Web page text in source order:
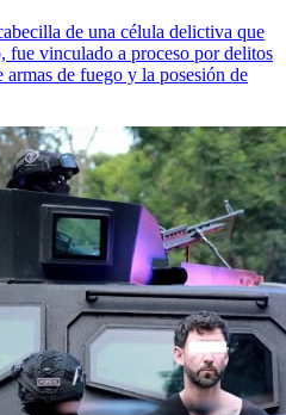
de una célula delictiva que
fue vinculado a proceso por delitos
de fuego y la posesión de